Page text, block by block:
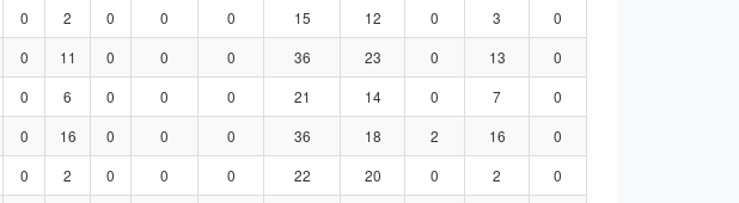
0 2 0 0 0 15 12 0 3
0
0 11 0 0 0 36 23 0 13
0
0 6 0 0 0 21 14 0 7
0
0 16 0 0 0 36 18 2 16
0
0 2 0 0 0 22 20 0 2
0